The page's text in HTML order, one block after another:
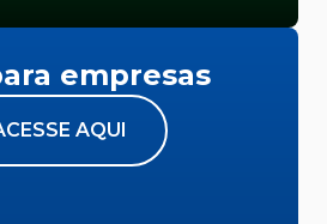
empresas
AQUI